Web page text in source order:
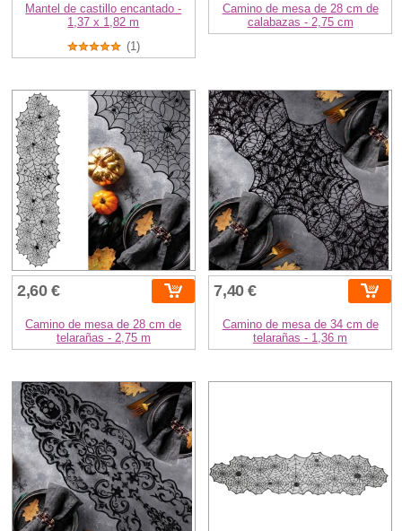
Mantel de castillo encantado -
1,37 x 1,82 m
(1)
Camino de mesa de 28 cm de
calabazas - 2,75 cm
2,60 €
Camino de mesa de 28 cm de
telarañas - 2,75 m
7,40 €
Camino de mesa de 34 cm de
telarañas - 1,36 m